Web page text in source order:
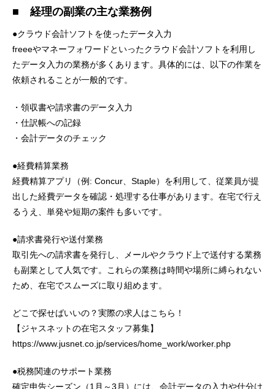
■ 経理の副業の主な業務例
●クラウド会計ソフトを使ったデータ入力
freeeやマネーフォワードといったクラウド会計ソフトを利用し
たデータ入力の業務が多くあります。具体的には、以下の作業を
依頼されることが一般的です。
・領収書や請求書のデータ入力
・仕訳帳への記録
・会計データのチェック
●経費精算業務
経費精算アプリ（例: Concur、Staple）を利用して、従業員が提
出した経費データを確認・処理する仕事があります。在宅で行え
るうえ、単発や短期の案件も多いです。
●請求書発行や送付業務
取引先への請求書を発行し、メールやクラウド上で送付する業務
も副業として人気です。これらの業務は時間や場所に縛られない
ため、在宅でスムーズに取り組めます。
どこで探せばいいの？実際の求人はこちら！
【ジャスネットの在宅スタッフ募集】
https://www.jusnet.co.jp/services/home_work/worker.php
●税務関連のサポート業務
確定申告シーズン（1月～3月）には、会計データの入力や仕分け